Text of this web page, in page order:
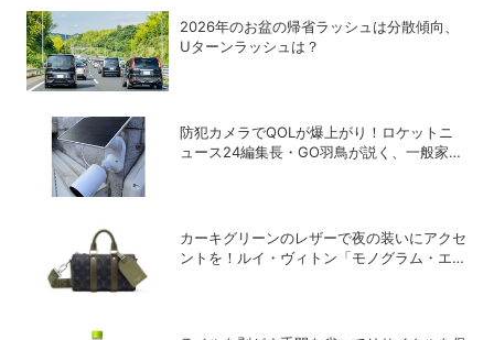
2026年のお盆の帰省ラッシュは分散傾向、
Uターンラッシュは？
防犯カメラでQOLが爆上がり！ロケットニ
ュース24編集長・GO羽鳥が説く、一般家庭
カーキグリーンのレザーで夜の装いにアクセ
ントを！ルイ・ヴィトン「モノグラム・エク